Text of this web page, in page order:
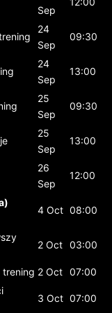
Sep
24
Sep
09:30
24
Sep
13:00
25
Sep
09:30
25
Sep
13:00
26
Sep
12:00
4 Oct 08:00
2 Oct 03:00
trening 2 Oct 07:00
3 Oct 07:00